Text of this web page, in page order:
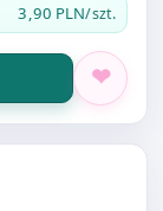
3,90 PLN/szt.
BIGO